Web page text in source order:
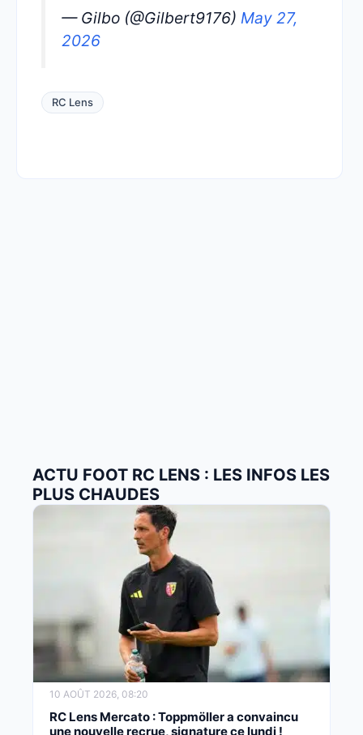
— Gilbo (@Gilbert9176) May 27,
2026
RC Lens
ACTU FOOT RC LENS : LES INFOS LES
PLUS CHAUDES
10 AOÛT 2026, 08:20
RC Lens Mercato : Toppmöller a convaincu
une nouvelle recrue, signature ce lundi !